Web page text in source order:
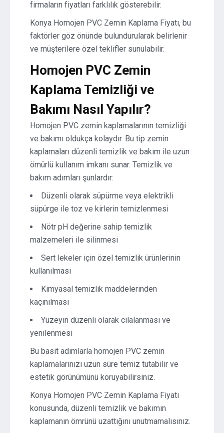
firmaların fiyatları farklılık gösterebilir.
Konya Homojen PVC Zemin Kaplama Fiyatı, bu
faktörler göz önünde bulundurularak belirlenir
ve müşterilere özel teklifler sunulabilir.
Homojen PVC Zemin
Kaplama Temizliği ve
Bakımı Nasıl Yapılır?
Homojen PVC zemin kaplamalarının temizliği
ve bakımı oldukça kolaydır. Bu tip zemin
kaplamaları düzenli temizlik ve bakım ile uzun
ömürlü kullanım imkanı sunar. Temizlik ve
bakım adımları şunlardır:
Düzenli olarak süpürme veya elektrikli
süpürge ile toz ve kirlerin temizlenmesi
Nötr pH değerine sahip temizlik
malzemeleri ile silinmesi
Sert lekeler için özel temizlik ürünlerinin
kullanılması
Kimyasal temizlik maddelerinden
kaçınılması
Yüzeyin düzenli olarak cilalanması ve
yenilenmesi
Bu basit adımlarla homojen PVC zemin
kaplamalarınızı uzun süre temiz tutabilir ve
estetik görünümünü koruyabilirsiniz.
Konya Homojen PVC Zemin Kaplama Fiyatı
konusunda, düzenli temizlik ve bakımın
kaplamanın ömrünü uzattığını unutmamalısınız.